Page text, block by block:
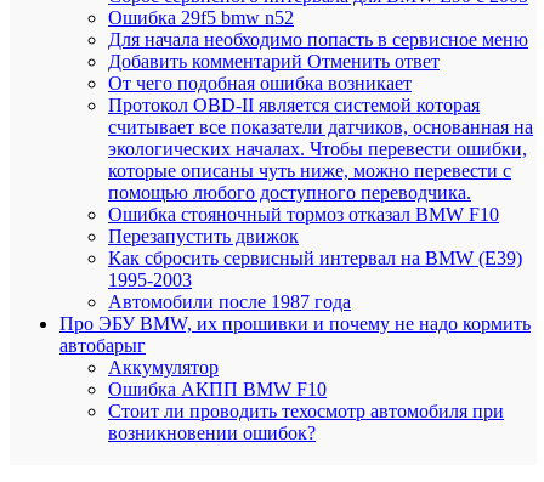
Ошибка 29f5 bmw n52
Для начала необходимо попасть в сервисное меню
Добавить комментарий Отменить ответ
От чего подобная ошибка возникает
Протокол OBD-II является системой которая
считывает все показатели датчиков, основанная на
экологических началах. Чтобы перевести ошибки,
которые описаны чуть ниже, можно перевести с
помощью любого доступного переводчика.
Ошибка стояночный тормоз отказал BMW F10
Перезапустить движок
Как сбросить сервисный интервал на BMW (E39)
1995-2003
Автомобили после 1987 года
Про ЭБУ BMW, их прошивки и почему не надо кормить
автобарыг
Аккумулятор
Ошибка АКПП BMW F10
Стоит ли проводить техосмотр автомобиля при
возникновении ошибок?